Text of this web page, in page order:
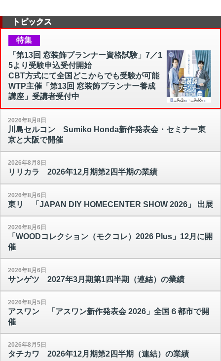
トピックス
特集
「第13回 窓装飾プランナー資格試験」7／1
5より受験申込受付開始
CBT方式にて全国どこからでも受験が可能
WTP主催「第13回 窓装飾プランナー養成
講座」受講者受付中
2026年8月8日
川島セルコン Sumiko Honda新作発表会・セミナー東
京と大阪で開催
2026年8月8日
リリカラ 2026年12月期第2四半期の業績
2026年8月6日
東リ 「JAPAN DIY HOMECENTER SHOW 2026」 出展
2026年8月6日
「WOODコレクション（モクコレ）2026 Plus」12月に開
催
2026年8月6日
サンゲツ 2027年3月期第1四半期（連結）の業績
2026年8月5日
アスワン 「アスワン新作発表会 2026」全国６都市で開
催
2026年8月5日
タチカワ 2026年12月期第2四半期（連結）の業績